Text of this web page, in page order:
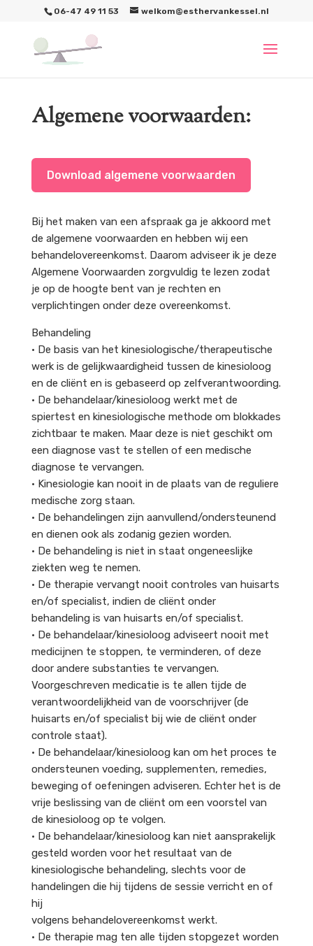
06-47 49 11 53 welkom@esthervankessel.nl
Algemene voorwaarden:
Download algemene voorwaarden
Bij het maken van een afspraak ga je akkoord met
de algemene voorwaarden en hebben wij een
behandelovereenkomst. Daarom adviseer ik je deze
Algemene Voorwaarden zorgvuldig te lezen zodat
je op de hoogte bent van je rechten en
verplichtingen onder deze overeenkomst.
Behandeling
• De basis van het kinesiologische/therapeutische
werk is de gelijkwaardigheid tussen de kinesioloog
en de cliënt en is gebaseerd op zelfverantwoording.
• De behandelaar/kinesioloog werkt met de
spiertest en kinesiologische methode om blokkades
zichtbaar te maken. Maar deze is niet geschikt om
een diagnose vast te stellen of een medische
diagnose te vervangen.
• Kinesiologie kan nooit in de plaats van de reguliere
medische zorg staan.
• De behandelingen zijn aanvullend/ondersteunend
en dienen ook als zodanig gezien worden.
• De behandeling is niet in staat ongeneeslijke
ziekten weg te nemen.
• De therapie vervangt nooit controles van huisarts
en/of specialist, indien de cliënt onder
behandeling is van huisarts en/of specialist.
• De behandelaar/kinesioloog adviseert nooit met
medicijnen te stoppen, te verminderen, of deze
door andere substanties te vervangen.
Voorgeschreven medicatie is te allen tijde de
verantwoordelijkheid van de voorschrijver (de
huisarts en/of specialist bij wie de cliënt onder
controle staat).
• De behandelaar/kinesioloog kan om het proces te
ondersteunen voeding, supplementen, remedies,
beweging of oefeningen adviseren. Echter het is de
vrije beslissing van de cliënt om een voorstel van
de kinesioloog op te volgen.
• De behandelaar/kinesioloog kan niet aansprakelijk
gesteld worden voor het resultaat van de
kinesiologische behandeling, slechts voor de
handelingen die hij tijdens de sessie verricht en of
hij
volgens behandelovereenkomst werkt.
• De therapie mag ten alle tijden stopgezet worden